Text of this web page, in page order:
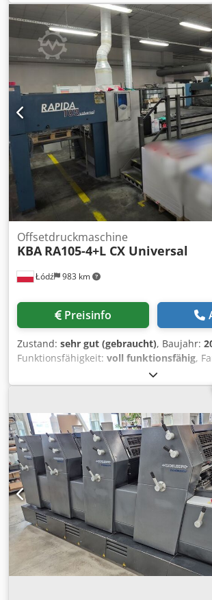
Alle Waschanlagen Tiefstapelausleger
Antistatikeinrichtung Dcsdszc Hlwjpfx
Schuppenanleger Puderapparat Non-
kurzfristig verfügbar
Łódź 983 km
Offsetdruckmaschine
KBA RA105-4+L CX Universal
Preisinfo
Zustand: sehr gut (gebraucht), Baujahr:
Funktionsfähigkeit: voll funktionsfähig,
86 Millionen Drucke CX-Ausführung
Papiereinzug geradliniger Vierfarbdruck
Druckplatte automatische Reinigung
Registerkontrolle KBA RapidDry-
Grafix-Lackpulver In Produktion Dcsdpfx
Lieferbar im Juli/August 2026